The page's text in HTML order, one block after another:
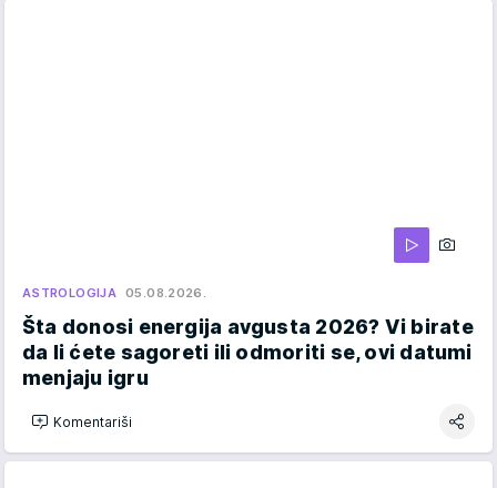
ASTROLOGIJA 05.08.2026.
Šta donosi energija avgusta 2026? Vi birate
da li ćete sagoreti ili odmoriti se, ovi datumi
menjaju igru
Komentariši